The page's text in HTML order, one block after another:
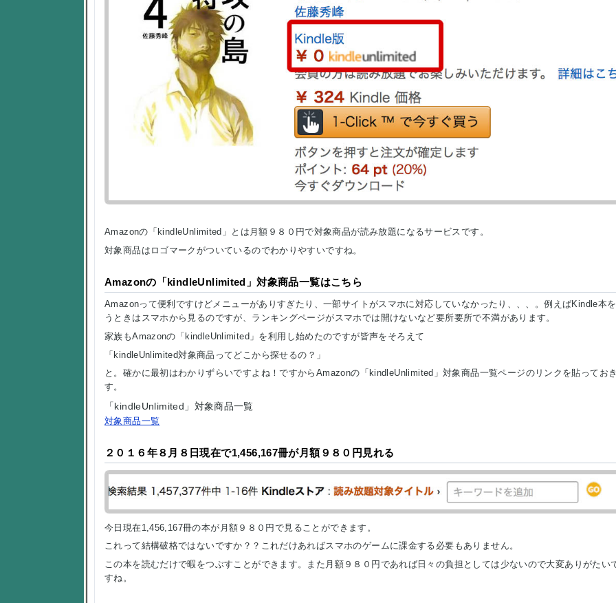
Amazonの「kindleUnlimited」とは月額９８０円で対象商品が読み放題になるサービスです。
対象商品はロゴマークがついているのでわかりやすいですね。
Amazonの「kindleUnlimited」対象商品一覧はこちら
Amazonって便利ですけどメニューがありすぎたり、一部サイトがスマホに対応していなかったり、、、。例えばKindle本
うときはスマホから見るのですが、ランキングページがスマホでは開けないなど要所要所で不満があります。
家族もAmazonの「kindleUnlimited」を利用し始めたのですが皆声をそろえて
「kindleUnlimited対象商品ってどこから探せるの？」
と。確かに最初はわかりずらいですよね！ですからAmazonの「kindleUnlimited」対象商品一覧ページのリンクを貼ってお
す。
「kindleUnlimited」対象商品一覧
対象商品一覧
２０１６年８月８日現在で1,456,167冊が月額９８０円見れる
今日現在1,456,167冊の本が月額９８０円で見ることができます。
これって結構破格ではないですか？？これだけあればスマホのゲームに課金する必要もありません。
この本を読むだけで暇をつぶすことができます。また月額９８０円であれば日々の負担としては少ないので大変ありがたい
すね。